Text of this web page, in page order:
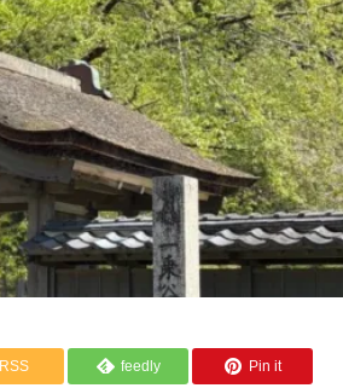
RSS feedly Pin it